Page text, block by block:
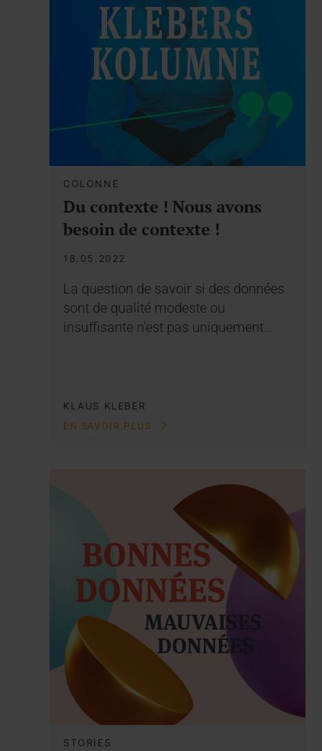
COLONNE
Du contexte ! Nous avons
besoin de contexte !
18.05.2022
La question de savoir si des données
sont de qualité modeste ou
insuffisante n’est pas uniquement…
KLAUS KLEBER
EN SAVOIR PLUS
STORIES